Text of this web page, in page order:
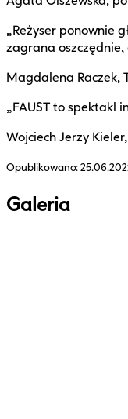
„Reżyser ponownie
zagrana oszczędnie,
Magdalena Raczek,
„FAUST to spektakl
Wojciech Jerzy
Opublikowano:
Galeria